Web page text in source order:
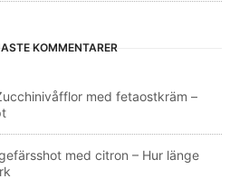
KOMMENTARER
med fetaostkräm –
med citron – Hur länge